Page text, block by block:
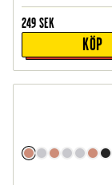
249 SEK
KÖP